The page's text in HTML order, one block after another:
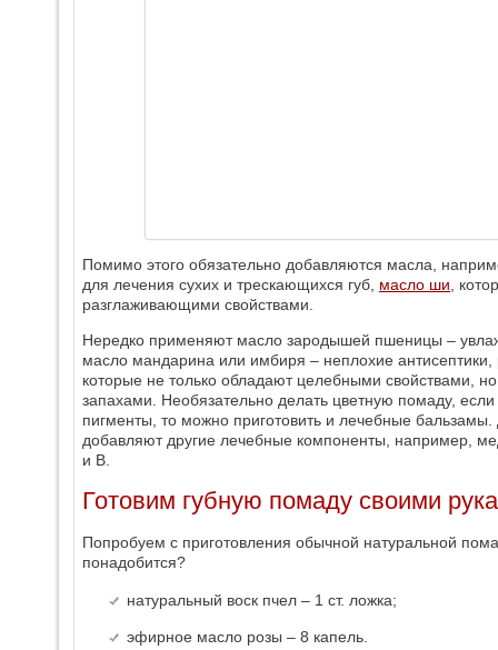
Помимо этого обязательно добавляются масла,
для лечения сухих и трескающихся губ, масло ши ,
разглаживающими свойствами.
Нередко применяют масло зародышей пшеницы –
масло мандарина или имбиря – неплохие
которые не только обладают целебными свойствами,
запахами. Необязательно делать цветную помаду,
пигменты, то можно приготовить и лечебные
добавляют другие лечебные компоненты, например,
и В.
Готовим губную помаду своими
Попробуем с приготовления обычной натуральной
понадобится?
натуральный воск пчел – 1 ст. ложка;
эфирное масло розы – 8 капель.